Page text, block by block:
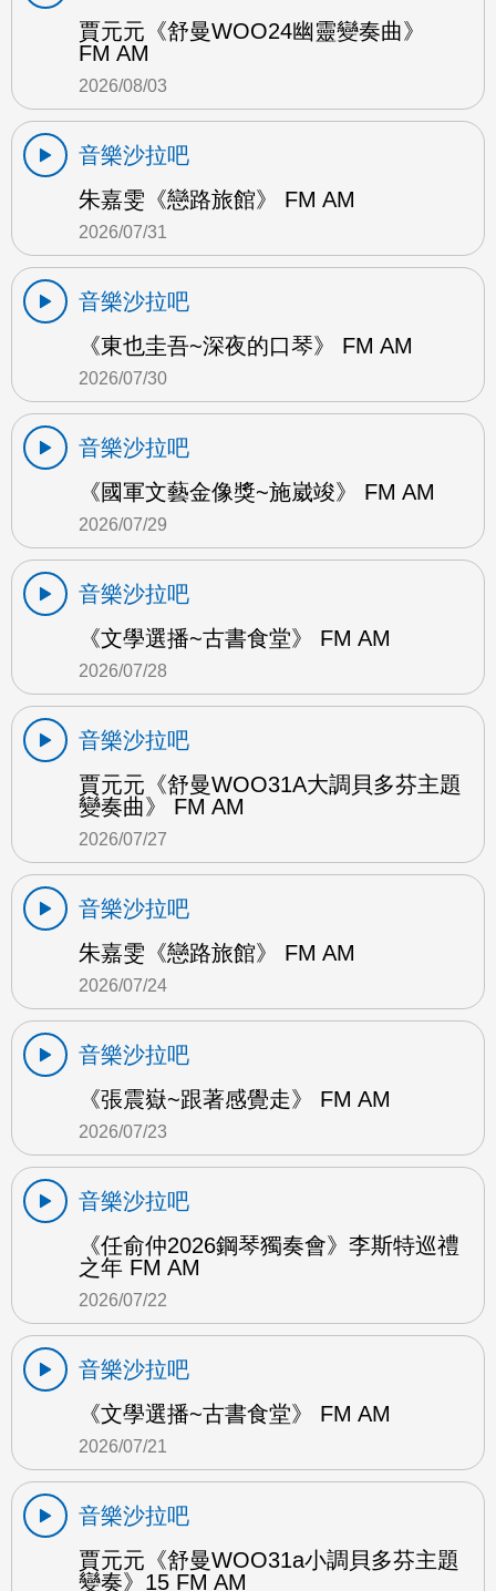
賈元元《舒曼WOO24幽靈變奏曲》
FM AM
2026/08/03
音樂沙拉吧
朱嘉雯《戀路旅館》 FM AM
2026/07/31
音樂沙拉吧
《東也圭吾~深夜的口琴》 FM AM
2026/07/30
音樂沙拉吧
《國軍文藝金像獎~施崴竣》 FM AM
2026/07/29
音樂沙拉吧
《文學選播~古書食堂》 FM AM
2026/07/28
音樂沙拉吧
賈元元《舒曼WOO31A大調貝多芬主題
變奏曲》 FM AM
2026/07/27
音樂沙拉吧
朱嘉雯《戀路旅館》 FM AM
2026/07/24
音樂沙拉吧
《張震嶽~跟著感覺走》 FM AM
2026/07/23
音樂沙拉吧
《任俞仲2026鋼琴獨奏會》李斯特巡禮
之年 FM AM
2026/07/22
音樂沙拉吧
《文學選播~古書食堂》 FM AM
2026/07/21
音樂沙拉吧
賈元元《舒曼WOO31a小調貝多芬主題
變奏》15 FM AM